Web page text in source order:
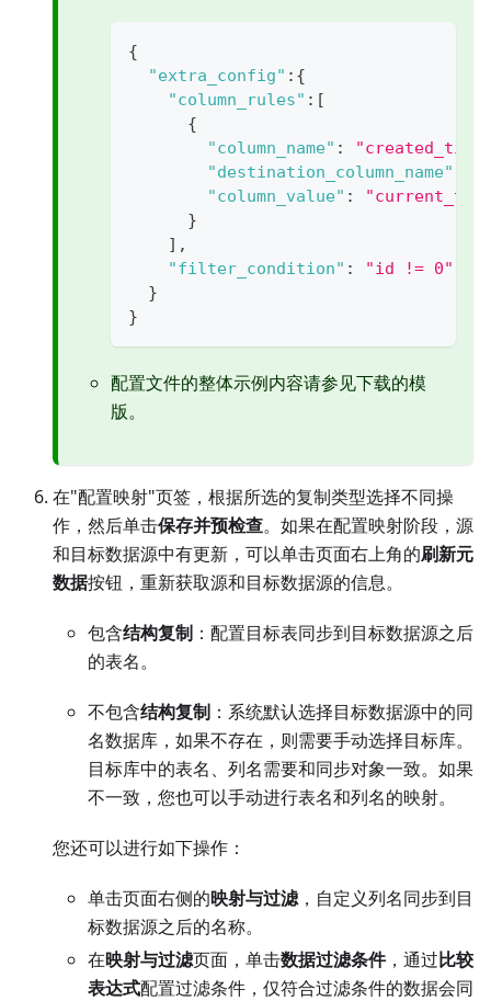
{
"extra_config" : {
"column_rules" : [
{
"column_name" :
"destination_column_name"
"column_value" :
}
] ,
"filter_condition" : "id != 0"
}
}
配置文件的整体示例内容请参见下载的模
版。
在"配置映射"页签，根据所选的复制类型选择不同操
作，然后单击保存并预检查。如果在配置映射阶段，源
和目标数据源中有更新，可以单击页面右上角的刷新元
数据按钮，重新获取源和目标数据源的信息。
包含结构复制 ：配置目标表同步到目标数据源之后
的表名。
不包含结构复制 ：系统默认选择目标数据源中的同
名数据库，如果不存在，则需要手动选择目标库。
目标库中的表名、列名需要和同步对象一致。如果
不一致，您也可以手动进行表名和列名的映射。
您还可以进行如下操作：
单击页面右侧的映射与过滤，自定义列名同步到目
标数据源之后的名称。
在映射与过滤页面，单击数据过滤条件，通过比较
表达式配置过滤条件，仅符合过滤条件的数据会同